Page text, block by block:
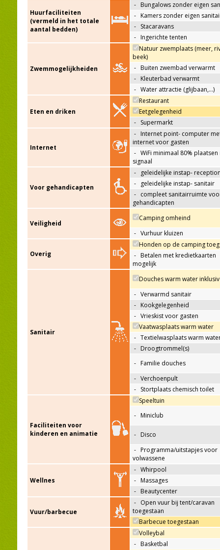
Huurfaciliteiten
(vermeld in het totale
aantal bedden)
- Bungalows zonder eigen
- Kamers zonder eigen
- Stacaravans
- Ingerichte tenten
Zwemmogelijkheiden
Natuur zwemplaats (meer,
beek)
- Buiten zwembad verwarmt
- Kleuterbad verwarmt
- Water attractie (glijbaan,…)
Eten en driken
Restaurant
Eetgelegenheid
- Supermarkt
Internet
- Internet point- computer
internet voor gasten
- WiFi minimaal 80% plaatsen
signaal
Voor gehandicapten
-
geleidelijke instap-
-
geleidelijke instap- sanitair
- compleet sanitairruimte
gehandicapten
Veiligheid
Camping omheind
- Vurhuur kluizen
Overig
Honden op de camping
- Betalen met kredietkaarten
mogelijk
Sanitair
Douches warm water
- Verwarmd sanitair
- Kookgelegenheid
- Vrieskist voor gasten
Vaatwasplaats warm water
- Textielwasplaats warm
- Droogtrommel(s)
- Familie douches
- Verchoenpult
- Stortplaats chemisch toilet
Faciliteiten voor
kinderen en animatie
Speeltuin
- Miniclub
- Disco
- Programma/uitstapjes voor
volwassene
Wellnes
- Whirpool
- Massages
- Beautycenter
Vuur/barbecue
- Open vuur bij tent/caravan
toegestaan
Barbecue toegestaan
Volleybal
- Basketbal